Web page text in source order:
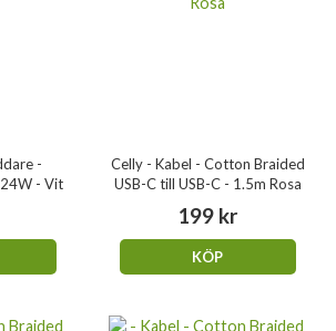
-
- Vit
Celly - Kabel - Cotton Braided
USB-C till USB-C - 1.5m Rosa
199 kr
KÖP